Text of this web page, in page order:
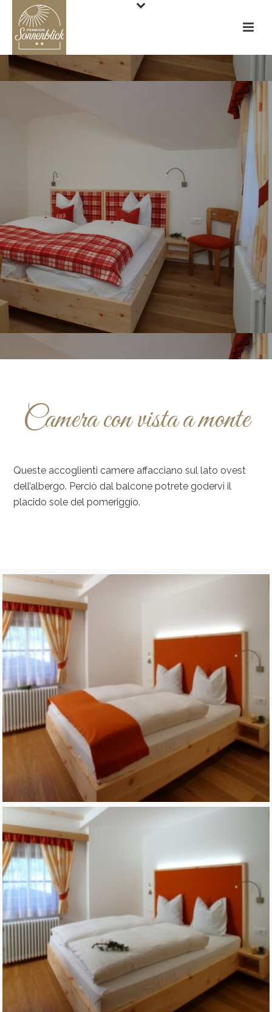
Camera con vista a monte
Queste accoglienti camere affacciano sul lato ovest
dell’albergo. Perciò dal balcone potrete godervi il
placido sole del pomeriggio.